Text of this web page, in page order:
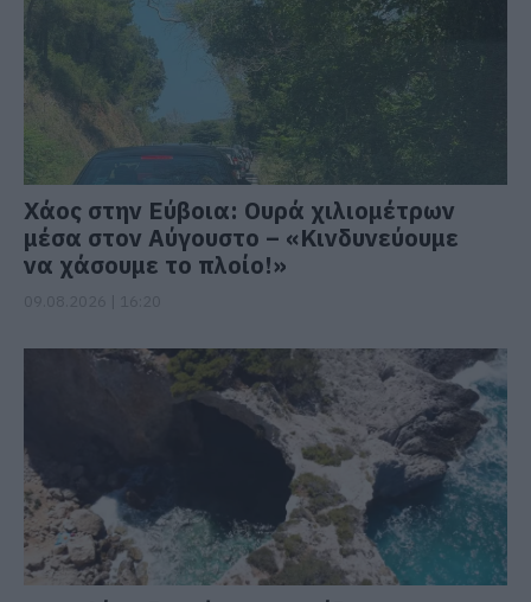
Χάος στην Εύβοια: Ουρά χιλιομέτρων
μέσα στον Αύγουστο – «Κινδυνεύουμε
να χάσουμε το πλοίο!»